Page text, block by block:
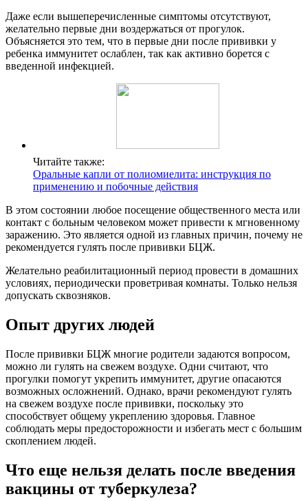
Даже если вышеперечисленные симптомы отсутствуют,
желательно первые дни воздержаться от прогулок.
Объясняется это тем, что в первые дни после прививки у
ребенка иммунитет ослаблен, так как активно борется с
введенной инфекцией.
Читайте также:
Оральные капли от полиомиелита: инструкция по
применению и побочные действия
В этом состоянии любое посещение общественного места или
контакт с больным человеком может привести к мгновенному
заражению. Это является одной из главных причин, почему не
рекомендуется гулять после прививки БЦЖ.
Желательно реабилитационный период провести в домашних
условиях, периодически проветривая комнаты. Только нельзя
допускать сквозняков.
Опыт других людей
После прививки БЦЖ многие родители задаются вопросом,
можно ли гулять на свежем воздухе. Одни считают, что
прогулки помогут укрепить иммунитет, другие опасаются
возможных осложнений. Однако, врачи рекомендуют гулять
на свежем воздухе после прививки, поскольку это
способствует общему укреплению здоровья. Главное
соблюдать меры предосторожности и избегать мест с большим
скоплением людей.
Что еще нельзя делать после введения
вакцины от туберкулеза?